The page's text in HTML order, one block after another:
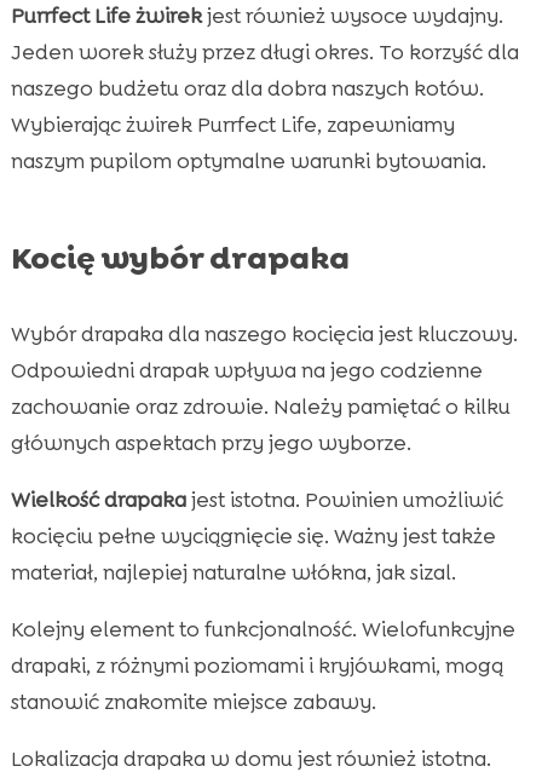
Purrfect Life żwirekjest również wysoce wydajny.
Jeden worek służy przez długi okres. To korzyść dla
naszego budżetu oraz dla dobra naszych kotów.
Wybierając żwirek Purrfect Life, zapewniamy
naszym pupilom optymalne warunki bytowania.
Kocię wybór drapaka
Wybór drapaka dla naszego kocięcia jest kluczowy.
Odpowiedni drapak wpływa na jego codzienne
zachowanie oraz zdrowie. Należy pamiętać o kilku
głównych aspektach przy jego wyborze.
Wielkość drapakajest istotna. Powinien umożliwić
kocięciu pełne wyciągnięcie się. Ważny jest także
materiał, najlepiej naturalne włókna, jak sizal.
Kolejny element to funkcjonalność. Wielofunkcyjne
drapaki, z różnymi poziomami i kryjówkami, mogą
stanowić znakomite miejsce zabawy.
Lokalizacja drapaka w domu jest również istotna.